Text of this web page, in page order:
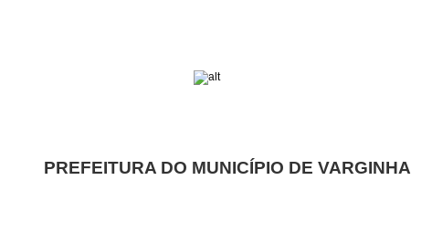
PREFEITURA DO MUNICÍPIO DE VARGINHA